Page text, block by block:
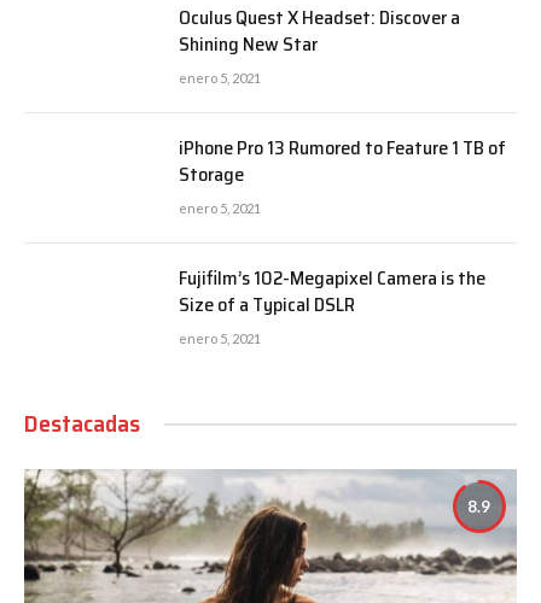
Oculus Quest X Headset: Discover a
Shining New Star
enero 5, 2021
iPhone Pro 13 Rumored to Feature 1 TB of
Storage
enero 5, 2021
Fujifilm’s 102-Megapixel Camera is the
Size of a Typical DSLR
enero 5, 2021
Destacadas
8.9